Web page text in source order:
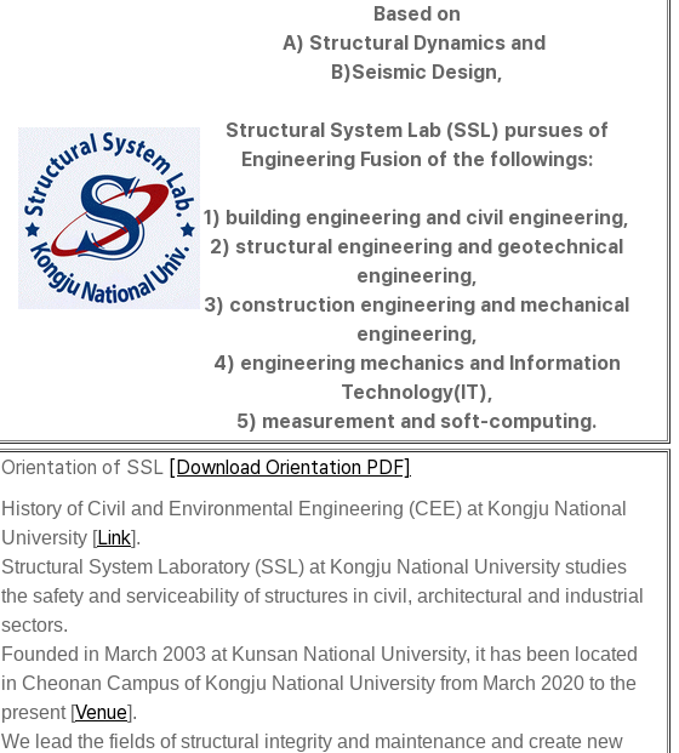
Based on
A) Structural Dynamics and
B)Seismic Design,
Structural System Lab (SSL) pursues of
Engineering Fusion of the followings:
1) building engineering and civil engineering,
2) structural engineering and geotechnical
engineering,
3) construction engineering and mechanical
engineering,
4) engineering mechanics and Information
Technology(IT),
5) measurement and soft-computing.
Orientation of SSL [Download Orientation PDF]
History of Civil and Environmental Engineering (CEE) at Kongju National
University [Link].
Structural System Laboratory (SSL) at Kongju National University studies
the safety and serviceability of structures in civil, architectural and industrial
sectors.
Founded in March 2003 at Kunsan National University, it has been located
in Cheonan Campus of Kongju National University from March 2020 to the
present [Venue].
We lead the fields of structural integrity and maintenance and create new